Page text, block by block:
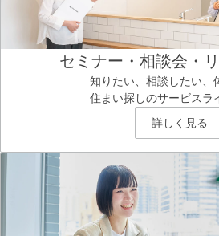
セミナー・相談会・
知りたい、相談したい、
住まい探しのサービスラ
詳しく見る